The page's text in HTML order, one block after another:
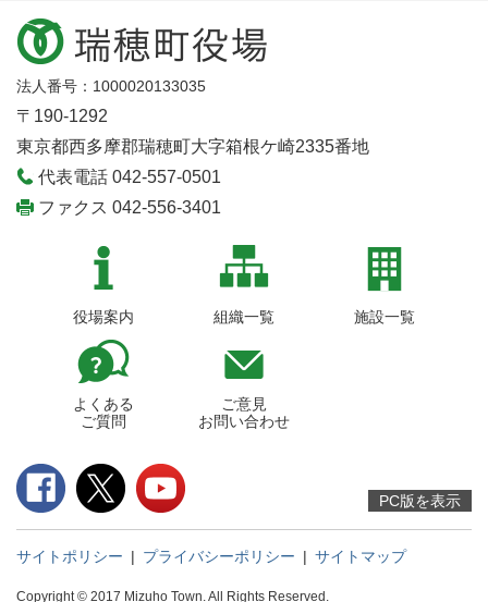
法人番号：1000020133035
〒190-1292
東京都西多摩郡瑞穂町大字箱根ケ崎2335番地
代表電話 042-557-0501
ファクス 042-556-3401
役場案内 組織一覧 施設一覧
よくある
ご質問
ご意見
お問い合わせ
サイトポリシー | プライバシーポリシー | サイトマップ
PC版を表示
Copyright © 2017 Mizuho Town. All Rights Reserved.